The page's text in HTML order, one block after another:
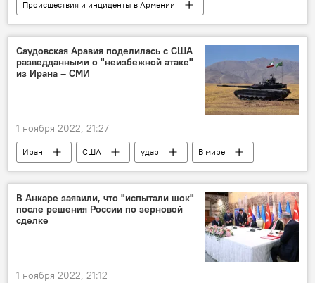
Происшествия и инциденты в Армении
Армения
Новости Армения
убийство
преступление
бабушка суицид
Саудовская Аравия поделилась с США
разведданными о "неизбежной атаке"
из Ирана – СМИ
1 ноября 2022, 21:27
Иран США удар
В мире
Саудовская Аравия
В Анкаре заявили, что "испытали шок"
после решения России по зерновой
сделке
1 ноября 2022, 21:12